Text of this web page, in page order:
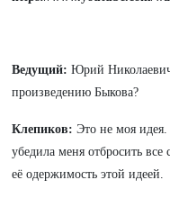
Ведущий: Юрий
произведению Быкова?
Клепиков: Это не моя
убедила меня отбросить
её одержимость этой идеей.